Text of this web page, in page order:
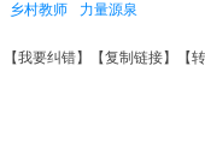
乡村教师 力量源泉
【我要纠错】【复制链接】【